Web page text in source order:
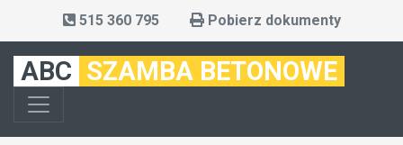
515 360 795 Pobierz dokumenty
ABC SZAMBA BETONOWE